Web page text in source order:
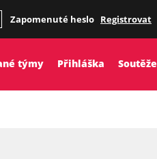
Zapomenuté heslo Registrovat
týmy Přihláška Soutěže